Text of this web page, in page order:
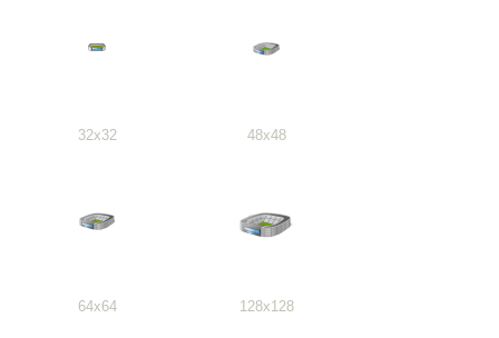
32x32 48x48
64x64 128x128